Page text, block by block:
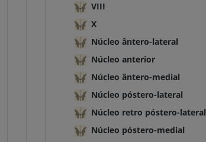
VIII
X
Núcleo ântero-lateral
Núcleo anterior
Núcleo ântero-medial
Núcleo póstero-lateral
Núcleo retro póstero-lateral
Núcleo póstero-medial